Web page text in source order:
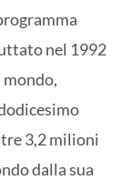
nel 1992
mondo,
3,2 milioni
dalla sua